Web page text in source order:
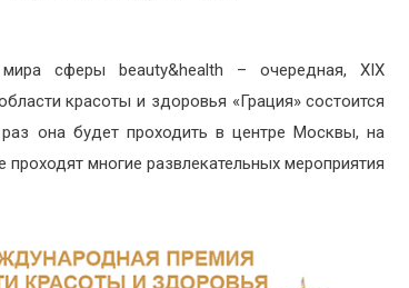
сферы beauty&health – очередная, XIX
красоты и здоровья «Грация» состоится
она будет проходить в центре Москвы, на
многие развлекательных мероприятия